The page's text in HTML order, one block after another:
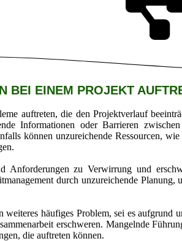
BEI EINEM PROJEKT
auftreten, die den Projektverlauf
Informationen oder Barrieren
können unzureichende Ressourcen,
Anforderungen zu Verwirrung und
durch unzureichende
häufiges Problem, sei es
erschweren. Mangelnde
die auftreten können.